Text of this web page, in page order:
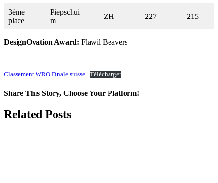
3ème
place
Piepschui
m
ZH 227 215
DesignOvation Award: Flawil Beavers
Classement WRO Finale suisse Télécharger
Share This Story, Choose Your Platform!
Facebook
X
Reddit
LinkedIn
WhatsApp
Telegram
Tumblr
Pinterest
Vk
Xing
Email
Related Posts